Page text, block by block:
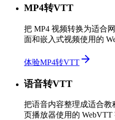
MP4转VTT
把 MP4 视频转换为适合
面和嵌入式视频使用的
体验MP4转VTT
语音转VTT
把语音内容整理成适合教
页播放器使用的 WebVTT